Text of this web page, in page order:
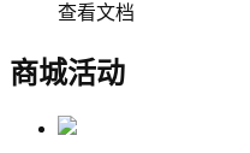
查看文档
商城活动